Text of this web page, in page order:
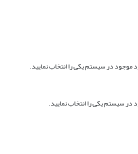
موجود در سیستم یکی را انتخاب نمایید.
در سیستم یکی را انتخاب نمایید.